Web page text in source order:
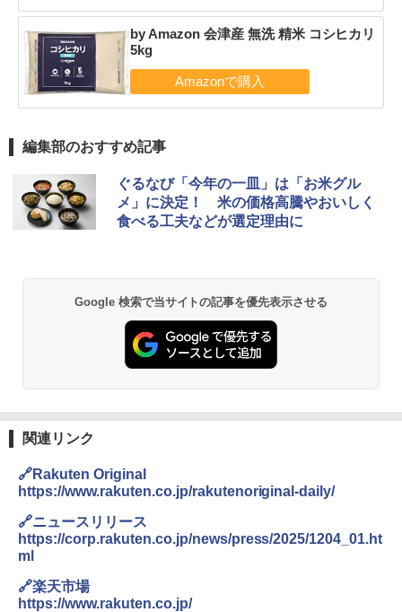
by Amazon 会津産 無洗 精米 コシヒカリ
5kg
編集部のおすすめ記事
ぐるなび「今年の一皿」は「お米グル
メ」に決定！ 米の価格高騰やおいしく
食べる工夫などが選定理由に
Google 検索で当サイトの記事を優先表示させる
関連リンク
🔗Rakuten Original
https://www.rakuten.co.jp/rakutenoriginal-daily/
🔗ニュースリリース
https://corp.rakuten.co.jp/news/press/2025/1204_01.ht
ml
🔗楽天市場
https://www.rakuten.co.jp/